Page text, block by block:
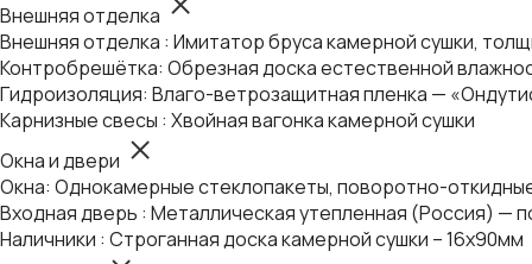
Внешняя отделка
Внешняя отделка : Имитатор бруса камерной сушки,
Контробрешётка: Обрезная доска естественной
Гидроизоляция: Влаго-ветрозащитная пленка —
Карнизные свесы : Хвойная вагонка камерной сушки
Окна и двери
Окна: Однокамерные стеклопакеты, поворотно-
Входная дверь : Металлическая утепленная (Россия) —
Наличники : Строганная доска камерной сушки – 16х90мм